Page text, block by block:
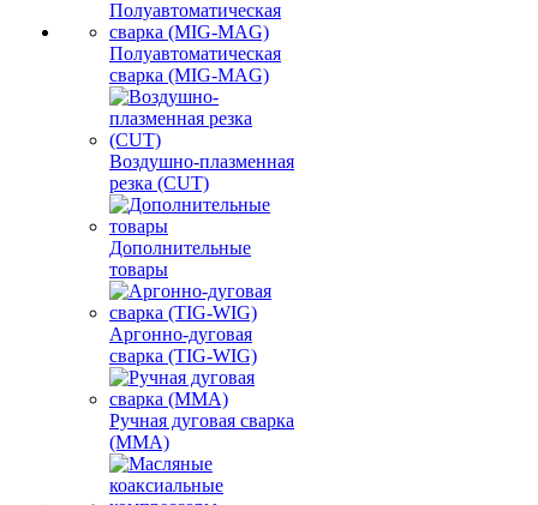
Полуавтоматическая
сварка (MIG-MAG)
Воздушно-плазменная
резка (CUT)
Дополнительные
товары
Аргонно-дуговая
сварка (TIG-WIG)
Ручная дуговая сварка
(MMA)